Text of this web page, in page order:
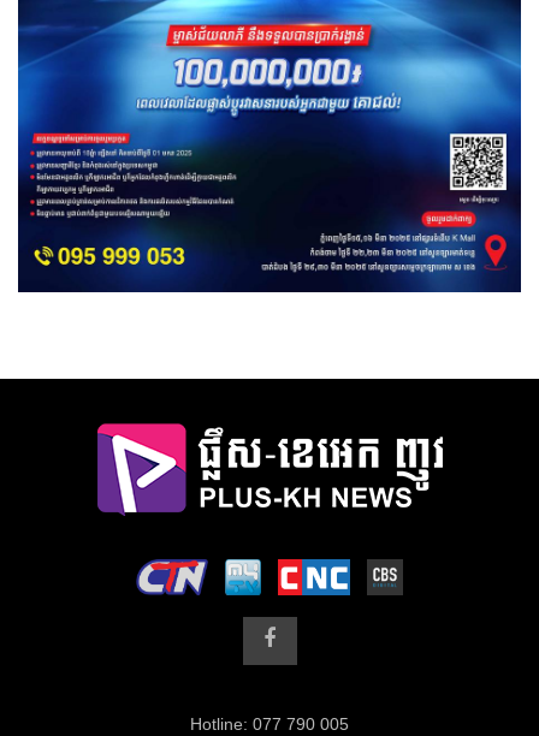
Hotline: 077 790 005